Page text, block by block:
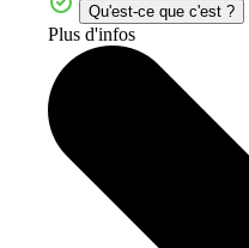
Qu'est-ce que c'est ?
Plus d'infos